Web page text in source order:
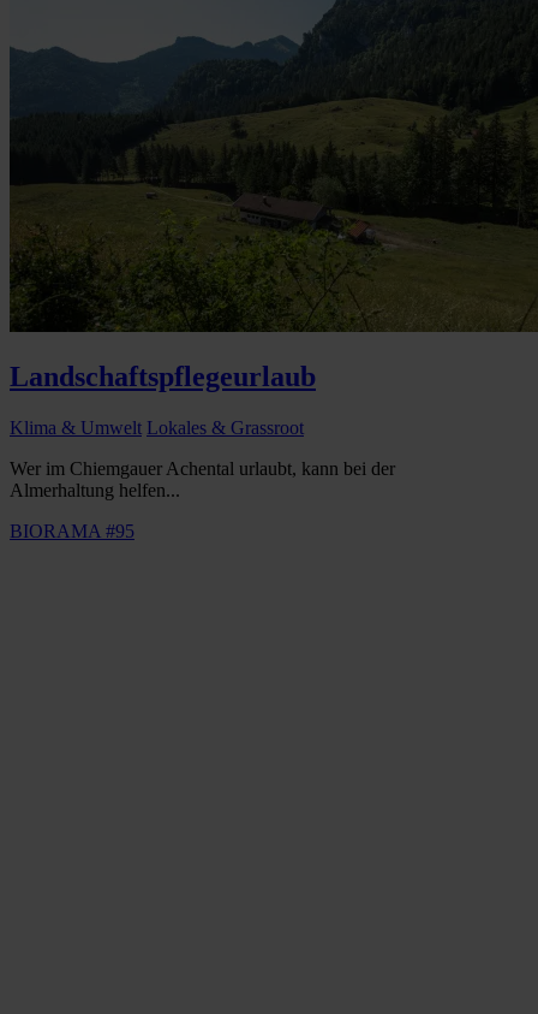
Landschaftspflegeurlaub
Klima & Umwelt Lokales & Grassroot
Wer im Chiemgauer Achental urlaubt, kann bei der
Almerhaltung helfen...
BIORAMA #95